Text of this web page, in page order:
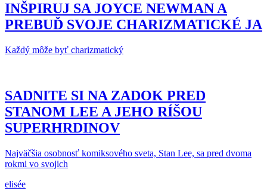
INŠPIRUJ SA JOYCE NEWMAN A
PREBUĎ SVOJE CHARIZMATICKÉ JA
Každý môže byť charizmatický
SADNITE SI NA ZADOK PRED
STANOM LEE A JEHO RÍŠOU
SUPERHRDINOV
Najväčšia osobnosť komiksového sveta, Stan Lee, sa pred dvoma
rokmi vo svojich
elisée